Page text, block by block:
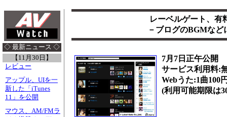
◇ 最新ニュース ◇
【11月30日】
レビュー
アップル、UIを一
新した「iTunes
11」を公開
マウス、AM/FMラ
レーベルゲート、有
－ブログのBGMなど
7月7日正午公開
サービス利用料:
Webうた:1曲100
(利用可能期限は